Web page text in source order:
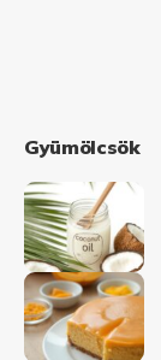
Gyümölcsök